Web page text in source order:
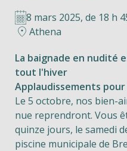
FR
8 mars 2025, de 18 h
Athena
La baignade en nudité
tout l'hiver
Applaudissements pour
Le 5 octobre, nos bien-
nue reprendront. Vous
quinze jours, le samedi
piscine municipale de